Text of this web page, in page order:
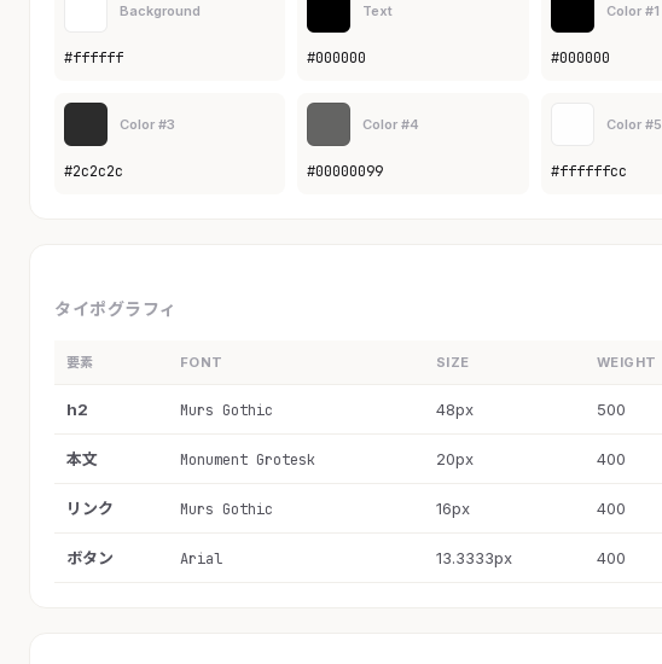
Background
#ffffff
Text
#000000
Color #1
#000000
Color #3
#2c2c2c
Color #4
#00000099
Color #5
#ffffffcc
タイポグラフィ
要素 FONT SIZE WEIGHT
h2 Murs Gothic 48px 500
本文 Monument Grotesk 20px 400
リンク Murs Gothic 16px 400
ボタン Arial 13.3333px 400